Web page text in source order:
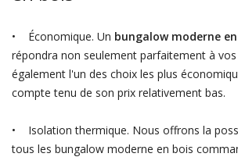
• Économique. Un bungalow moderne
répondra non seulement parfaitement à
également l'un des choix les plus
compte tenu de son prix relativement bas.
• Isolation thermique. Nous offrons la
tous les bungalow moderne en bois